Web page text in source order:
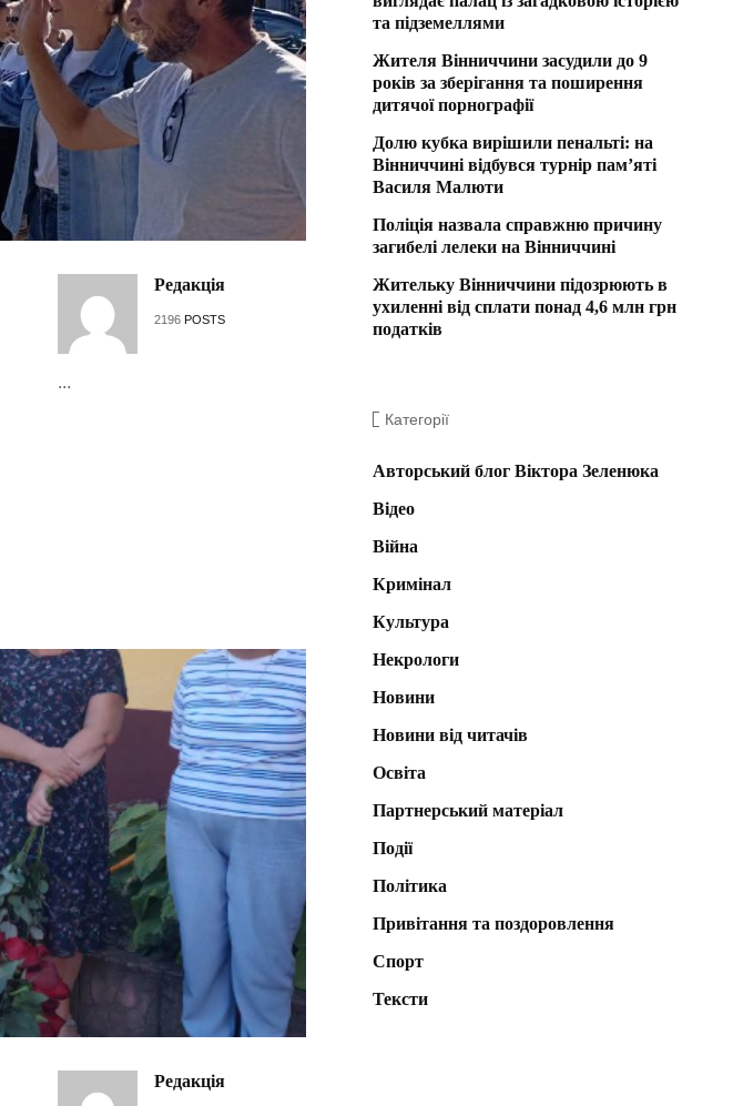
Редакція
2196 POSTS
...
Редакція
та підземеллями
Жителя Вінниччини засудили до 9
років за зберігання та поширення
дитячої порнографії
Долю кубка вирішили пенальті: на
Вінниччині відбувся турнір пам’яті
Василя Малюти
Поліція назвала справжню причину
загибелі лелеки на Вінниччині
Жительку Вінниччини підозрюють в
ухиленні від сплати понад 4,6 млн грн
податків
Категорії
Авторський блог Віктора Зеленюка
Відео
Війна
Кримінал
Культура
Некрологи
Новини
Новини від читачів
Освіта
Партнерський матеріал
Події
Політика
Привітання та поздоровлення
Спорт
Тексти